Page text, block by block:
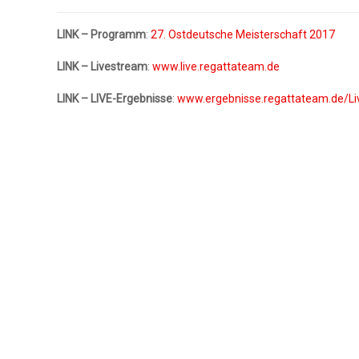
LINK – Programm:27. Ostdeutsche Meisterschaft 2017
LINK – Livestream:www.live.regattateam.de
LINK – LIVE-Ergebnisse:www.ergebnisse.regattateam.de/